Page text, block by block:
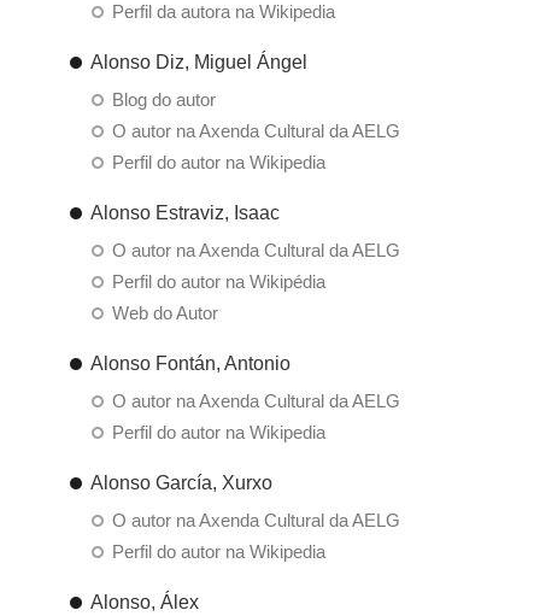
Perfil da autora na Wikipedia
Alonso Diz, Miguel Ángel
Blog do autor
O autor na Axenda Cultural da AELG
Perfil do autor na Wikipedia
Alonso Estraviz, Isaac
O autor na Axenda Cultural da AELG
Perfil do autor na Wikipédia
Web do Autor
Alonso Fontán, Antonio
O autor na Axenda Cultural da AELG
Perfil do autor na Wikipedia
Alonso García, Xurxo
O autor na Axenda Cultural da AELG
Perfil do autor na Wikipedia
Alonso, Álex